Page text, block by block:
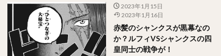
2023年1月15日
2023年1月16日
赤髪のシャンクスが黒幕なの
か？ルフィVSシャンクスの四
皇同士の戦争が！